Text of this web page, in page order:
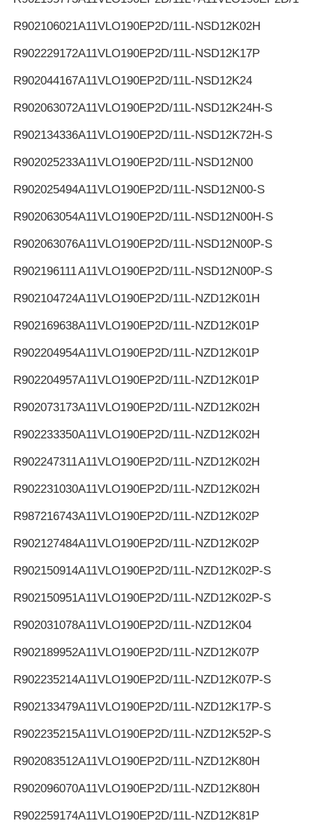
R902106021A11VLO190EP2D/11L-NSD12K02H
R902229172A11VLO190EP2D/11L-NSD12K17P
R902044167A11VLO190EP2D/11L-NSD12K24
R902063072A11VLO190EP2D/11L-NSD12K24H-S
R902134336A11VLO190EP2D/11L-NSD12K72H-S
R902025233A11VLO190EP2D/11L-NSD12N00
R902025494A11VLO190EP2D/11L-NSD12N00-S
R902063054A11VLO190EP2D/11L-NSD12N00H-S
R902063076A11VLO190EP2D/11L-NSD12N00P-S
R902196111A11VLO190EP2D/11L-NSD12N00P-S
R902104724A11VLO190EP2D/11L-NZD12K01H
R902169638A11VLO190EP2D/11L-NZD12K01P
R902204954A11VLO190EP2D/11L-NZD12K01P
R902204957A11VLO190EP2D/11L-NZD12K01P
R902073173A11VLO190EP2D/11L-NZD12K02H
R902233350A11VLO190EP2D/11L-NZD12K02H
R902247311A11VLO190EP2D/11L-NZD12K02H
R902231030A11VLO190EP2D/11L-NZD12K02H
R987216743A11VLO190EP2D/11L-NZD12K02P
R902127484A11VLO190EP2D/11L-NZD12K02P
R902150914A11VLO190EP2D/11L-NZD12K02P-S
R902150951A11VLO190EP2D/11L-NZD12K02P-S
R902031078A11VLO190EP2D/11L-NZD12K04
R902189952A11VLO190EP2D/11L-NZD12K07P
R902235214A11VLO190EP2D/11L-NZD12K07P-S
R902133479A11VLO190EP2D/11L-NZD12K17P-S
R902235215A11VLO190EP2D/11L-NZD12K52P-S
R902083512A11VLO190EP2D/11L-NZD12K80H
R902096070A11VLO190EP2D/11L-NZD12K80H
R902259174A11VLO190EP2D/11L-NZD12K81P